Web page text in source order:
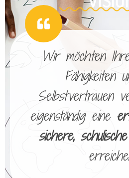
Wir möchten
Fähigkeiten
Selbstvertrauen
eigenständig eine
sichere,